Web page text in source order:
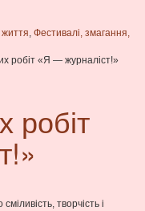
, Фестивалі, змагання,
робіт «Я — журналіст!»
робіт
творчість і